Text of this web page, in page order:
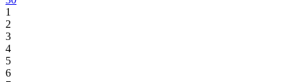
1
2
3
4
5
6